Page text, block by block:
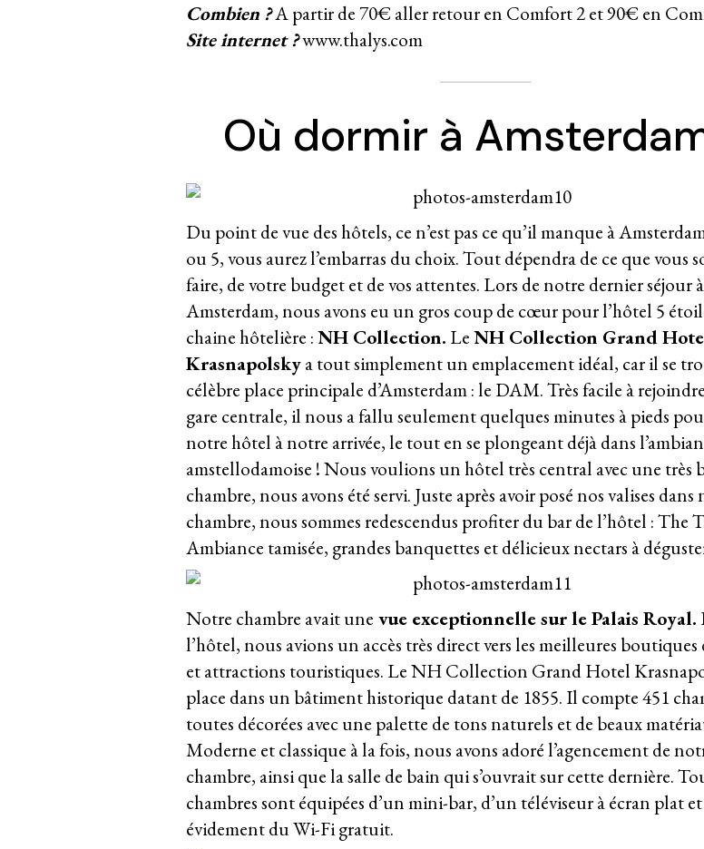
Combien ?A partir de 70€ aller retour en Comfort 2 et 90€ en
Site internet ?www.thalys.com
Où dormir à
Du point de vue des hôtels, ce n’est pas ce qu’il manque à
ou 5, vous aurez l’embarras du choix. Tout dépendra de ce que vous
faire, de votre budget et de vos attentes. Lors de notre dernier séjour à
Amsterdam, nous avons eu un gros coup de cœur pour l’hôtel 5
chaine hôtelière :NH Collection. LeNH Collection Grand
Krasnapolskya tout simplement un emplacement idéal, car il se
célèbre place principale d’Amsterdam : le DAM. Très facile à
gare centrale, il nous a fallu seulement quelques minutes à pieds
notre hôtel à notre arrivée, le tout en se plongeant déjà dans
amstellodamoise ! Nous voulions un hôtel très central avec une très
chambre, nous avons été servi. Juste après avoir posé nos valises dans
chambre, nous sommes redescendus profiter du bar de l’hôtel :The
Ambiance tamisée, grandes banquettes et délicieux nectars à
Notre chambre avait une vue exceptionnelle sur le Palais Royal.
l’hôtel, nous avions un accès très direct vers les meilleures boutiques
et attractions touristiques. LeNHCollection Grand Hotel
place dans un bâtiment historique datant de 1855. Il compte 451
toutes décorées avec une palette de tons naturels et de beaux
Moderne et classique à la fois, nous avons adoré l’agencement de
chambre, ainsi que la salle de bain qui s’ouvrait sur cette dernière.
chambres sont équipées d’un mini-bar, d’un téléviseur à écran plat
évidement du Wi-Fi gratuit.